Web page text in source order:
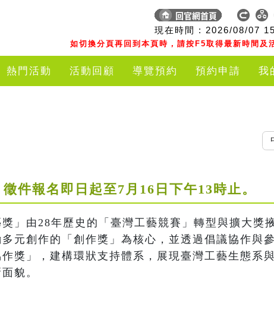
現在時間 : 2026/08/07
如切換分頁再回到本頁時，請按F5取得最新時間及
熱門活動 活動回顧 導覽預約 預約申請 我
件報名即日起至7月16日下午13時止。
獎」由28年歷史的「臺灣工藝競賽」轉型與擴大獎
元創作的「創作獎」為核心，並透過倡議協作與
獎」，建構環狀支持體系，展現臺灣工藝生態系
貌。